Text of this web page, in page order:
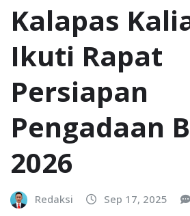
Kalapas
Ikuti Rapat
Persiapan
Pengadaan
2026
Redaksi Sep 17, 2025